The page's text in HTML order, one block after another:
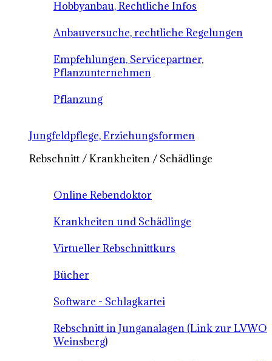
Hobbyanbau, Rechtliche Infos
Anbauversuche, rechtliche Regelungen
Empfehlungen, Servicepartner,
Pflanzunternehmen
Pflanzung
Jungfeldpflege, Erziehungsformen
Rebschnitt / Krankheiten / Schädlinge
Online Rebendoktor
Krankheiten und Schädlinge
Virtueller Rebschnittkurs
Bücher
Software - Schlagkartei
Rebschnitt in Junganalagen (Link zur LVWO
Weinsberg)